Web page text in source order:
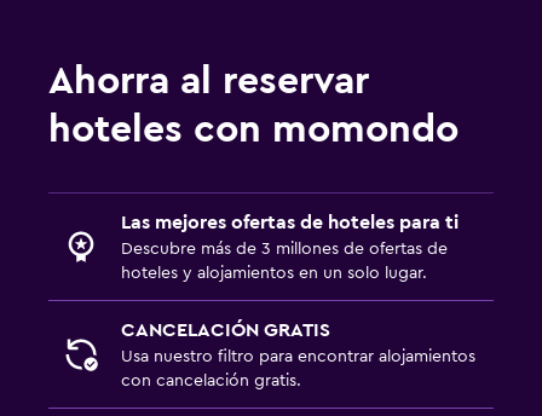
Ahorra al reservar
hoteles con momondo
Las mejores ofertas de hoteles para ti
Descubre más de 3 millones de ofertas de
hoteles y alojamientos en un solo lugar.
CANCELACIÓN GRATIS
Usa nuestro filtro para encontrar alojamientos
con cancelación gratis.